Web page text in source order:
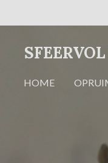
hoofdinhoud
HOME